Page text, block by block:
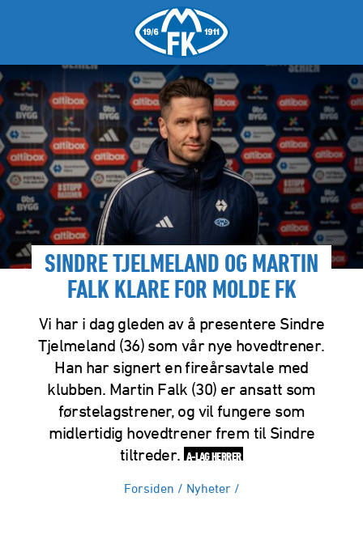
SINDRE TJELMELAND OG MARTIN
FALK KLARE FOR MOLDE FK
Vi har i dag gleden av å presentere Sindre
Tjelmeland (36) som vår nye hovedtrener.
Han har signert en fireårsavtale med
klubben. Martin Falk (30) er ansatt som
førstelagstrener, og vil fungere som
midlertidig hovedtrener frem til Sindre
tiltreder. A-LAG HERRER
Forsiden / Nyheter /